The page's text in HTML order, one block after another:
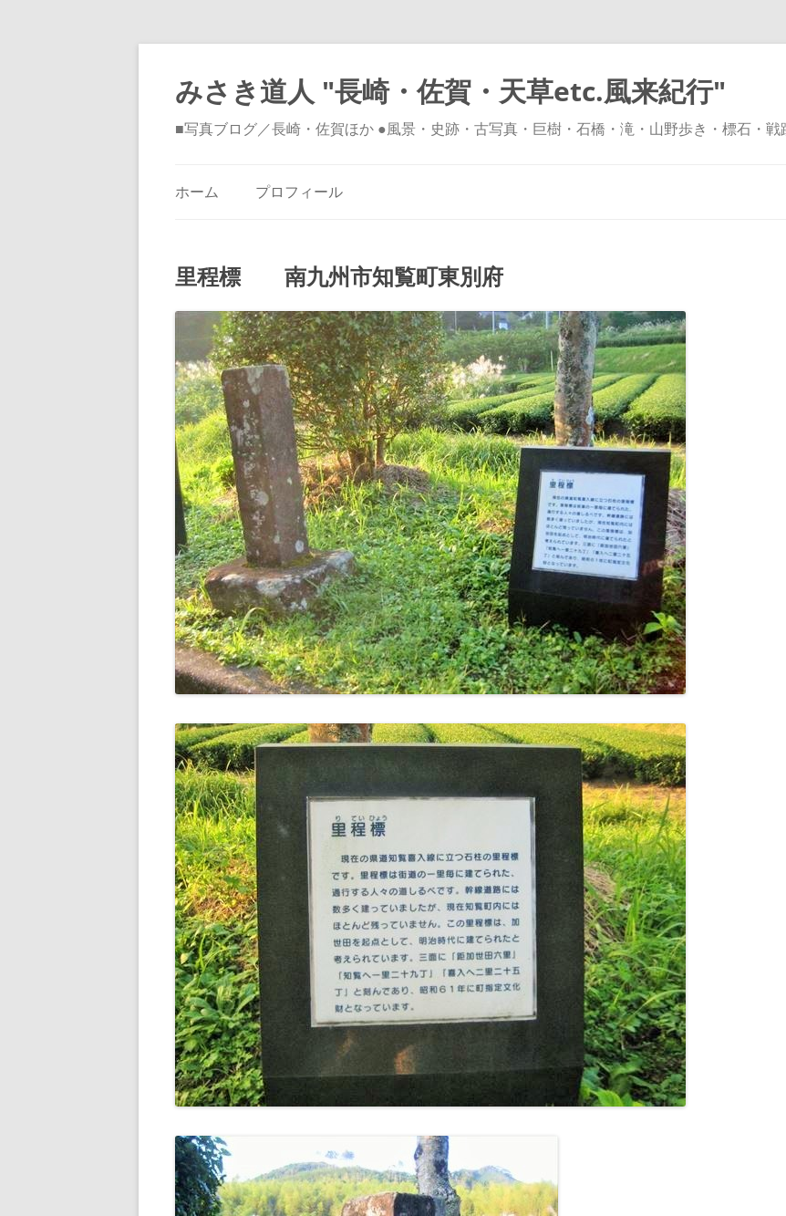
みさき道人 "長崎・佐賀・天草etc.風来紀行"
■写真ブログ／長崎・佐賀ほか ●風景・史跡・古写真・巨樹・石橋・滝・山野歩き・標石・戦
ホーム プロフィール
里程標 南九州市知覧町東別府